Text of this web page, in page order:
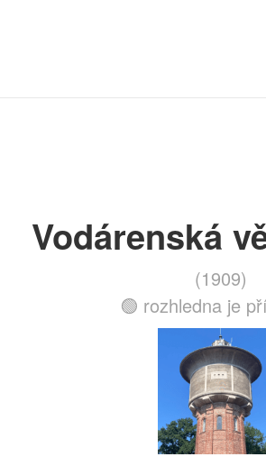
Vodárenská
(1909)
🟢 rozhledna je